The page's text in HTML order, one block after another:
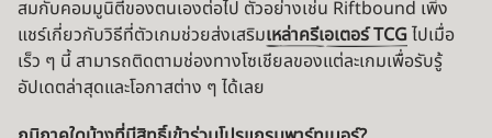
สมกับคอมมูนิตี้ของตนเองต่อไป ตัวอย่างเช่น Riftbound เพิ่ง
แชร์เกี่ยวกับวิธีที่ตัวเกมช่วยส่งเสริมเหล่าครีเอเตอร์ TCG ไปเมื่อ
เร็ว ๆ นี้ สามารถติดตามช่องทางโซเชียลของแต่ละเกมเพื่อรับรู้
อัปเดตล่าสุดและโอกาสต่าง ๆ ได้เลย